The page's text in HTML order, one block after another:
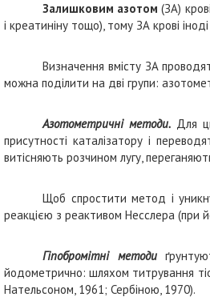
Залишковим азотом(ЗА)
і креатиніну тощо), тому ЗА крові
Визначення вмісту ЗА
можна поділити на дві групи:
Азотометричні методи. Для
присутності каталізатору і
витісняють розчином лугу,
Щоб спростити метод і
реакцією з реактивом Несслера (при
Гіпобромітні методи
йодометрично: шляхом титрування
Нательсоном, 1961; Сербіною, 1970).